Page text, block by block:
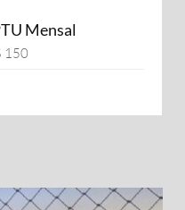
Mensal
150